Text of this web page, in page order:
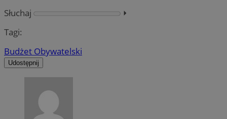
Słuchaj
⏵︎
Tagi:
Budżet Obywatelski
Udostępnij